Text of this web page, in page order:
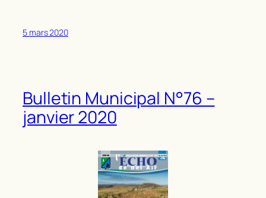
5 mars 2020
Bulletin Municipal N°76 –
janvier 2020